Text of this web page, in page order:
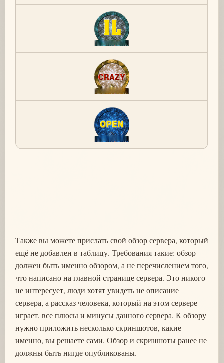
Также вы можете прислать свой обзор сервера, который
ещё не добавлен в таблицу. Требования такие: обзор
должен быть именно обзором, а не перечислением того,
что написано на главной странице сервера. Это никого
не интересует, люди хотят увидеть не описание
сервера, а рассказ человека, который на этом сервере
играет, все плюсы и минусы данного сервера. К обзору
нужно приложить несколько скриншотов, какие
именно, вы решаете сами. Обзор и скриншоты ранее не
должны быть нигде опубликованы.